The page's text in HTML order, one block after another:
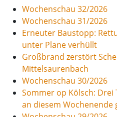
Wochenschau 32/2026
Wochenschau 31/2026
Erneuter Baustopp:
unter Plane verhüllt
Großbrand zerstört
Mittelsaurenbach
Wochenschau 30/2026
Sommer op Kölsch:
an diesem Wochenende